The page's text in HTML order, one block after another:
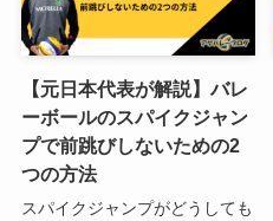
【元日本代表が解説】バレ
ーボールのスパイクジャン
プで前跳びしないための2
つの方法
スパイクジャンプがどうしても